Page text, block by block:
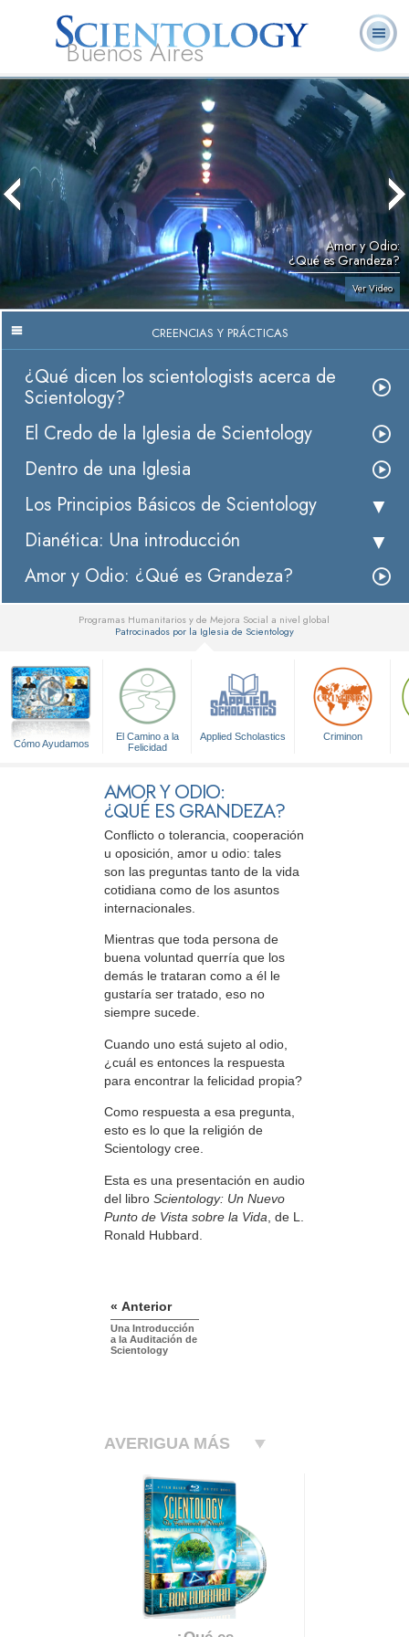
Buenos Aires
L. Ronald
Hubbard
¿Qué es
Scientology?
Ministros
Voluntarios
Preguntas
Frecuentes
Libros
Amor y Odio:
¿Qué es Grandeza?
Ver Video
CREENCIAS Y PRÁCTICAS
¿Qué dicen los scientologists acerca de
Scientology?
El Credo de la Iglesia de Scientology
Dentro de una Iglesia
Los Principios Básicos de Scientology
Dianética: Una introducción
Amor y Odio: ¿Qué es Grandeza?
Programas Humanitarios y de Mejora Social a nivel global
Patrocinados por la Iglesia de Scientology
Cómo Ayudamos
El Camino a la
Felicidad
Applied Scholastics Criminon
AMOR Y ODIO:
¿QUÉ ES GRANDEZA?
Conflicto o tolerancia, cooperación
u oposición, amor u odio: tales
son las preguntas tanto de la vida
cotidiana como de los asuntos
internacionales.
Mientras que toda persona de
buena voluntad querría que los
demás le trataran como a él le
gustaría ser tratado, eso no
siempre sucede.
Cuando uno está sujeto al odio,
¿cuál es entonces la respuesta
para encontrar la felicidad propia?
Como respuesta a esa pregunta,
esto es lo que la religión de
Scientology cree.
Esta es una presentación en audio
del libro Scientology: Un Nuevo
Punto de Vista sobre la Vida , de L.
Ronald Hubbard.
« Anterior
Una Introducción
a la Auditación de
Scientology
AVERIGUA MÁS